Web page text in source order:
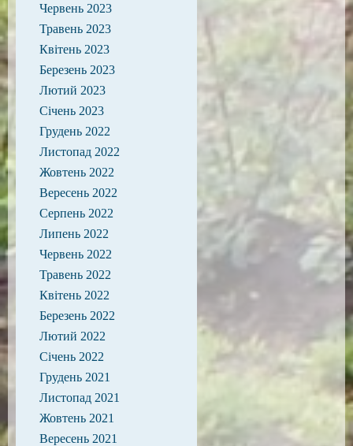
Червень 2023
Травень 2023
Квітень 2023
Березень 2023
Лютий 2023
Січень 2023
Грудень 2022
Листопад 2022
Жовтень 2022
Вересень 2022
Серпень 2022
Липень 2022
Червень 2022
Травень 2022
Квітень 2022
Березень 2022
Лютий 2022
Січень 2022
Грудень 2021
Листопад 2021
Жовтень 2021
Вересень 2021